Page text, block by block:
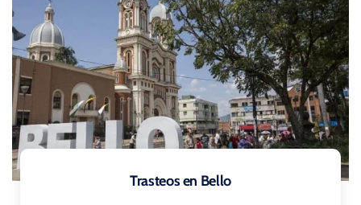
Trasteos en Bello